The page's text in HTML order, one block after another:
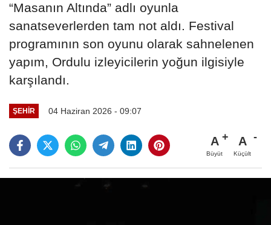
“Masanın Altında” adlı oyunla
sanatseverlerden tam not aldı. Festival
programının son oyunu olarak sahnelenen
yapım, Ordulu izleyicilerin yoğun ilgisiyle
karşılandı.
ŞEHIR 04 Haziran 2026 - 09:07
A
Büyüt
A
Küçült